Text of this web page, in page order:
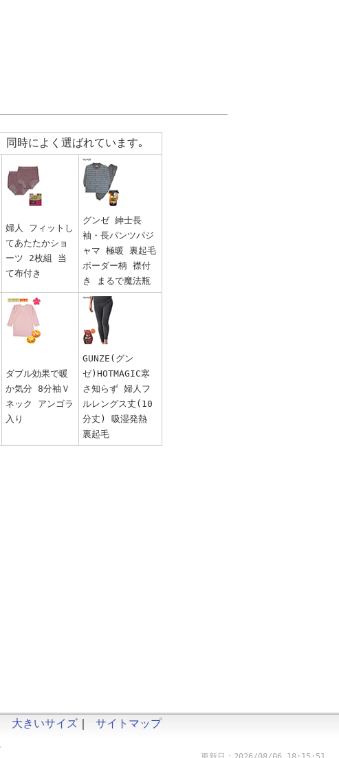
時によく選ばれています｡
婦人 フィットし
てあたたかショ
ーツ 2枚組 当
て布付き
グンゼ 紳士長
袖・長パンツパジ
ャマ 極暖 裏起毛
ボーダー柄 襟付
き まるで魔法瓶
ダブル効果で暖
か気分 8分袖Ｖ
ネック アンゴラ
入り
GUNZE(グン
ゼ)HOTMAGIC寒
さ知らず 婦人フ
ルレングス丈(10
分丈) 吸湿発熱
裏起毛
大きいサイズ ｜ サイトマップ